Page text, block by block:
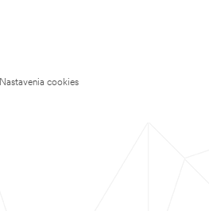
Nastavenia cookies